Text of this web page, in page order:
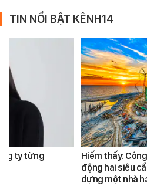
TIN NỔI BẬT KÊNH14
ty từng
Hiếm thấy:
động hai siêu
dựng một nhà